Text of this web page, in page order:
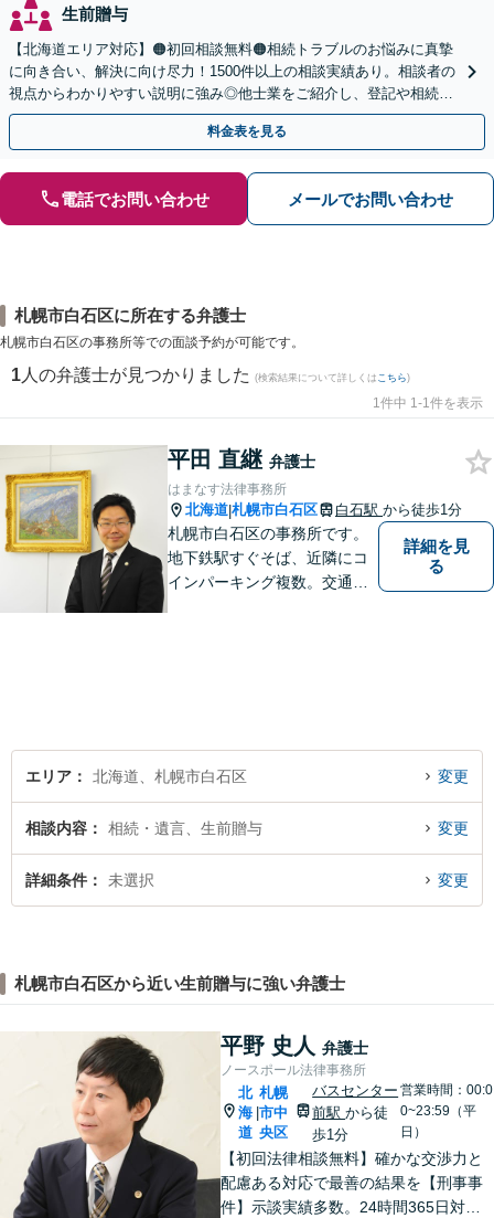
生前贈与
【北海道エリア対応】🟠初回相談無料🟠相続トラブルのお悩みに真摯
に向き合い、解決に向け尽力！1500件以上の相談実績あり。相談者の
視点からわかりやすい説明に強み◎他士業をご紹介し、登記や相続税
の申告までワンストップで対応【夜間相談可】
料金表を見る
電話でお問い合わせ メールでお問い合わせ
札幌市白石区に所在する弁護士
札幌市白石区の事務所等での面談予約が可能です。
1 人の弁護士が見つかりました (検索結果について詳しくは こちら)
1件中 1-1件を表示
平田 直継 弁護士
はまなす法律事務所
北海道|札幌市白石区 白石駅 から徒歩1分
札幌市白石区の事務所です。
地下鉄駅すぐそば、近隣にコ
インパーキング複数。交通の
富な弁護士です。
詳細を見
る
エリア 北海道、札幌市白石区 変更
相談内容 相続・遺言、生前贈与 変更
詳細条件 未選択 変更
札幌市白石区から近い生前贈与に強い弁護士
平野 史人 弁護士
ノースポール法律事務所
北
海
道
|
札幌
市中
央区
バスセンター
前駅から徒
歩1分
営業時間：00:0
0~23:59（平
日）
【初回法律相談無料】確かな交渉力と
配慮ある対応で最善の結果を【刑事事
件】示談実績多数。24時間365日対応